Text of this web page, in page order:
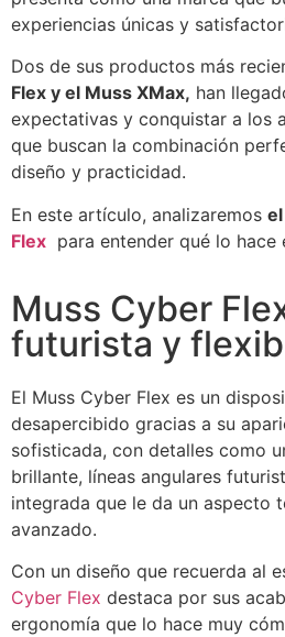
experiencias únicas y
Dos de sus productos más
Flex y el Muss XMax, han
expectativas y conquistar a los
que buscan la combinación
diseño y practicidad.
En este artículo, analizaremos
Flex para entender qué lo hace
Muss Cyber
futurista y
El Muss Cyber Flex es un
desapercibido gracias a su
sofisticada, con detalles como
brillante, líneas angulares
integrada que le da un aspecto
avanzado.
Con un diseño que recuerda al
Cyber Flex destaca por sus
ergonomía que lo hace muy